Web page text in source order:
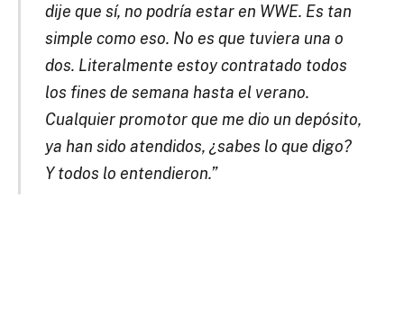
dije que sí, no podría estar en WWE. Es tan
simple como eso. No es que tuviera una o
dos. Literalmente estoy contratado todos
los fines de semana hasta el verano.
Cualquier promotor que me dio un depósito,
ya han sido atendidos, ¿sabes lo que digo?
Y todos lo entendieron.”